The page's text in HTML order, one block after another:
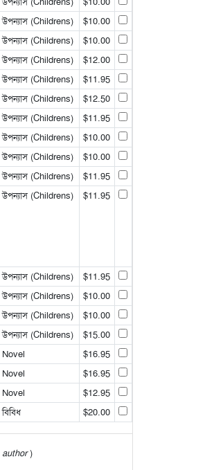
উপন্যাস (Childrens)
$10.00
উপন্যাস (Childrens)
$10.00
উপন্যাস (Childrens)
$12.00
উপন্যাস (Childrens)
$11.95
উপন্যাস (Childrens)
$12.50
উপন্যাস (Childrens)
$11.95
উপন্যাস (Childrens)
$10.00
উপন্যাস (Childrens)
$10.00
উপন্যাস (Childrens)
$11.95
উপন্যাস (Childrens) $11.95
উপন্যাস (Childrens)
$11.95
উপন্যাস (Childrens)
$10.00
উপন্যাস (Childrens)
$10.00
উপন্যাস (Childrens)
$15.00
Novel
$16.95
Novel
$16.95
Novel
$12.95
বিবিধ $20.00
author)